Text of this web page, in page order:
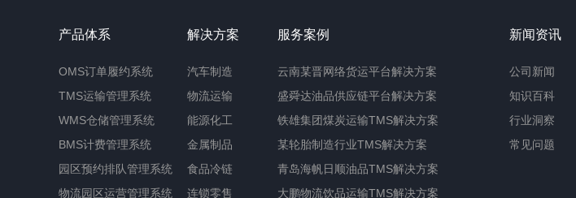
产品体系
OMS订单履约系统
TMS运输管理系统
WMS仓储管理系统
BMS计费管理系统
园区预约排队管理系统
物流园区运营管理系统
解决方案
汽车制造
物流运输
能源化工
金属制品
食品冷链
连锁零售
服务案例
云南某晋网络货运平台解决方案
盛舜达油品供应链平台解决方案
铁雄集团煤炭运输TMS解决方案
某轮胎制造行业TMS解决方案
青岛海帆日顺油品TMS解决方案
大鹏物流饮品运输TMS解决方案
新闻资讯
公司新闻
知识百科
行业洞察
常见问题